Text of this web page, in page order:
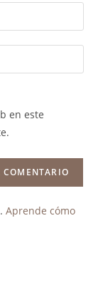
en este
Aprende cómo